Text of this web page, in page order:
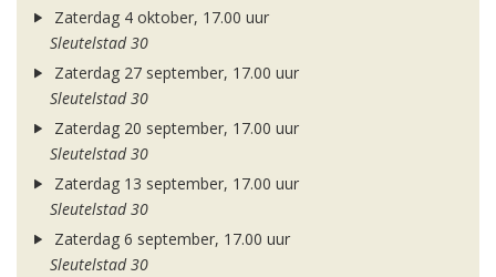
Zaterdag 4 oktober, 17.00 uur
Sleutelstad 30
Zaterdag 27 september, 17.00 uur
Sleutelstad 30
Zaterdag 20 september, 17.00 uur
Sleutelstad 30
Zaterdag 13 september, 17.00 uur
Sleutelstad 30
Zaterdag 6 september, 17.00 uur
Sleutelstad 30